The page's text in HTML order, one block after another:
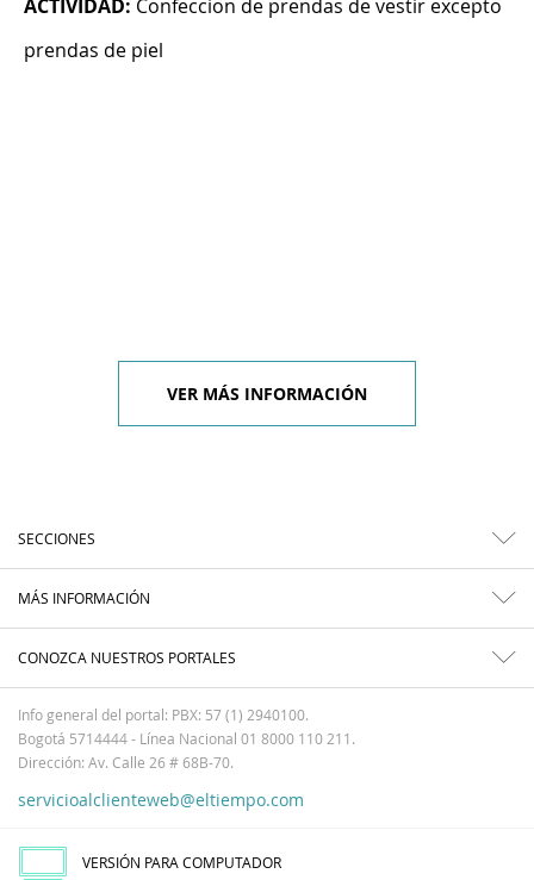
ACTIVIDAD: Confeccion de prendas de vestir excepto
prendas de piel
VER MÁS INFORMACIÓN
SECCIONES
MÁS INFORMACIÓN
CONOZCA NUESTROS PORTALES
Info general del portal: PBX: 57 (1) 2940100.
Bogotá 5714444 - Línea Nacional 01 8000 110 211.
Dirección: Av. Calle 26 # 68B-70.
servicioalclienteweb@eltiempo.com
VERSIÓN PARA COMPUTADOR